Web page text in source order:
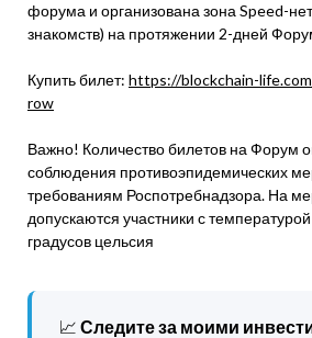
форума и организована зона Speed-
знакомств) на протяжении 2-дней
Купить билет: https://blockchain-
row
Важно! Количество билетов на Форум
соблюдения противоэпидемических
требованиям Роспотребнадзора. На
допускаются участники с
градусов цельсия
📈 Следите за моими